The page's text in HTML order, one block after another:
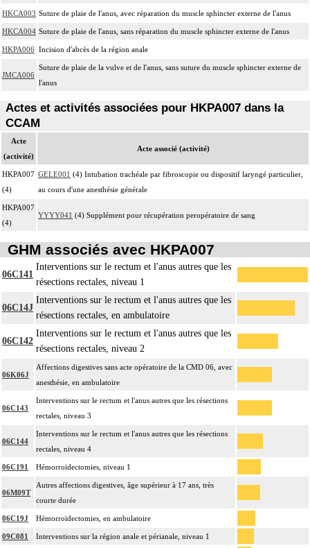
HKCA003 Suture de plaie de l'anus, avec réparation du muscle sphincter externe de l'anus
HKCA004 Suture de plaie de l'anus, sans réparation du muscle sphincter externe de l'anus
HKPA006 Incision d'abcès de la région anale
JMCA006
Suture de plaie de la vulve et de l'anus, sans suture du muscle sphincter externe de
l'anus
Actes et activités associées pour HKPA007 dans la
CCAM
Acte
(activité)
Acte associé (activité)
HKPA007
(4)
GELE001 (4) Intubation trachéale par fibroscopie ou dispositif laryngé particulier,
au cours d'une anesthésie générale
HKPA007
(4)
YYYY041 (4) Supplément pour récupération peropératoire de sang
GHM associés avec HKPA007
06C141
Interventions sur le rectum et l'anus autres que les
résections rectales, niveau 1
06C14J
Interventions sur le rectum et l'anus autres que les
résections rectales, en ambulatoire
06C142
Interventions sur le rectum et l'anus autres que les
résections rectales, niveau 2
06K06J
Affections digestives sans acte opératoire de la CMD 06, avec
anesthésie, en ambulatoire
06C143
Interventions sur le rectum et l'anus autres que les résections
rectales, niveau 3
06C144
Interventions sur le rectum et l'anus autres que les résections
rectales, niveau 4
06C191 Hémorroïdectomies, niveau 1
06M09T
Autres affections digestives, âge supérieur à 17 ans, très
courte durée
06C19J Hémorroïdectomies, en ambulatoire
09C081 Interventions sur la région anale et périanale, niveau 1